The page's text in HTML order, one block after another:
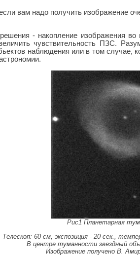
вам надо получить изображение
- накопление изображения во
чувствительность ПЗС.
наблюдения или в том случае,
Рис1 Планетарная
Телескоп: 60 см, экспозиция - 20 сек.,
В центре туманности звездный
Изобpажение получено В.